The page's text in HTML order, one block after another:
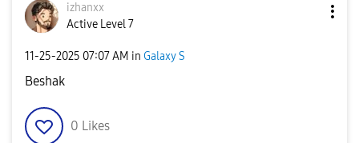
izhanxx
Active Level 7
‎11-25-2025 07:07 AM in Galaxy S
Beshak
0 Likes